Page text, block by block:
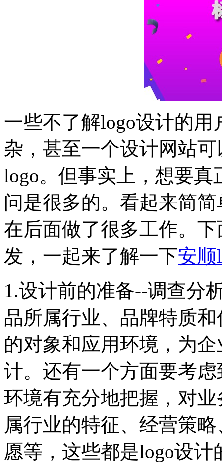
一些不了解logo设计的
杂，甚至一个设计网站
logo。但事实上，想要
问是很多的。看起来简
在后面做了很多工作。
发，一起来了解一下安顺
1.设计前的准备--调查分
品所属行业、品牌特质
的对象和应用环境，为
计。还有一个方面要考
环境有充分地把握，对
属行业的特征、经营策
愿等，这些都是logo设计